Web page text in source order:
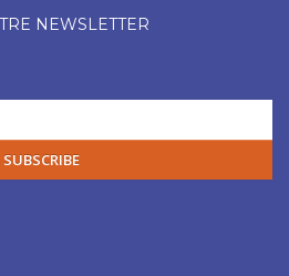
NEWSLETTER
SUBSCRIBE